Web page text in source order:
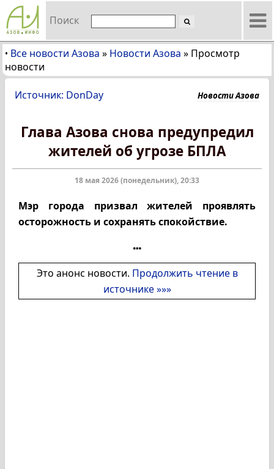
Поиск
• Все новости Азова » Новости Азова » Просмотр
новости
Источник: DonDay Новости Азова
Глава Азова снова предупредил
жителей об угрозе БПЛА
18 мая 2026 (понедельник), 20:33
Мэр города призвал жителей проявлять
осторожность и сохранять спокойствие.
Это анонс новости. Продолжить чтение в
источнике »»»